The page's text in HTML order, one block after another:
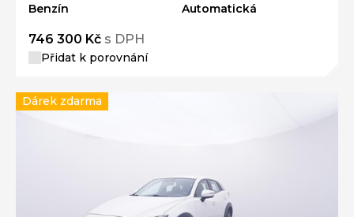
Benzín
Automatická
746 300 Kč s DPH
Přidat k porovnání
Dárek zdarma